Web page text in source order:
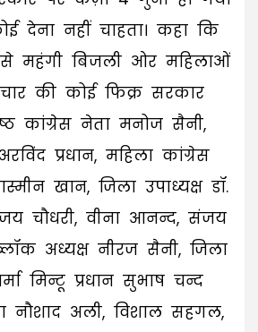
देना नहीं चाहता। कहा कि
महंगी बिजली ओर महिलाओं
की कोई फिक्र सरकार
कांग्रेस नेता मनोज सैनी,
प्रधान, महिला कांग्रेस
खान, जिला उपाध्यक्ष डॉ.
चौधरी, वीना आनन्द, संजय
ब्लॉक अध्यक्ष नीरज सैनी, जिला
मिन्टू प्रधान सुभाष चन्द
नौशाद अली, विशाल सहगल,